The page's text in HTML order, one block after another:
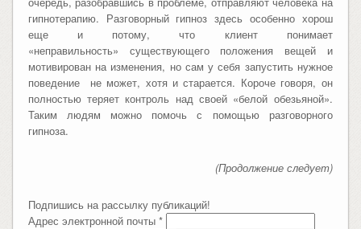
гипнотерапию. Разговорный гипноз здесь особенно хорош
еще и потому, что клиент понимает
«неправильность» существующего положения вещей и
мотивирован на изменения, но сам у себя запустить нужное
поведение не может, хотя и старается. Короче говоря, он
полностью теряет контроль над своей «белой обезьяной».
Таким людям можно помочь с помощью разговорного
гипноза.
(Продолжение следует)
Подпишись на рассылку публикаций!
Адрес электронной почты *